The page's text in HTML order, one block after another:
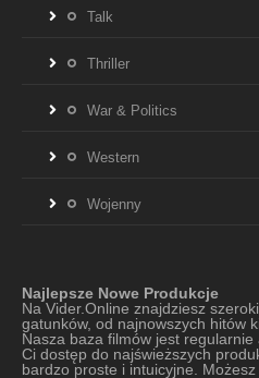
Talk
Thriller
War & Politics
Western
Wojenny
Najlepsze Nowe Produkcje
Na Vider.Online znajdziesz
gatunków, od najnowszych hitów
Nasza baza filmów jest
Ci dostęp do najświeższych
bardzo proste i intuicyjne.